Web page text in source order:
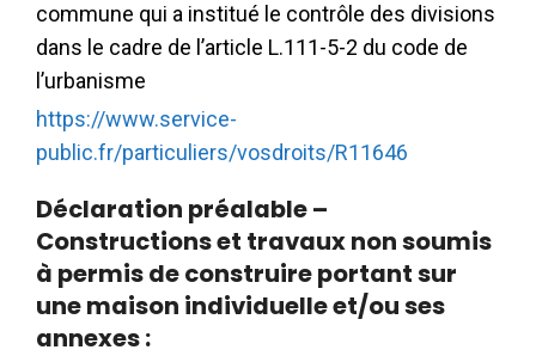
commune qui a institué le contrôle des divisions
dans le cadre de l’article L.111-5-2 du code de
l’urbanisme
https://www.service-
public.fr/particuliers/vosdroits/R11646
Déclaration préalable –
Constructions et travaux non soumis
à permis de construire portant sur
une maison individuelle et/ou ses
annexes :